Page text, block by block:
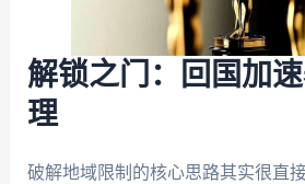
解锁之门：回国加
理
破解地域限制的核心思路其实很直